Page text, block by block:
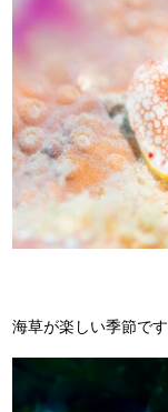
海草が楽しい季節です